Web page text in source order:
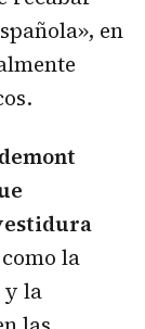
en
la
y la